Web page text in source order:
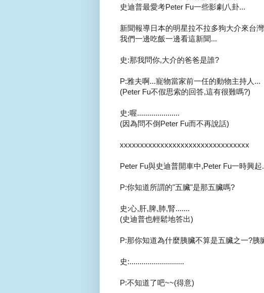
史迪普最愛考Peter Fu一些影劇八卦...
新聞報導日本的明星拉不拉多狗大介來台
我們一邊吃飯一邊看這新聞...
史:那我問你,大介的爸爸是誰?
P:雅夫啊...寵物當家前一任的動物主持人...
(Peter Fu不假思索的回答,這有很難嗎?)
史:喔.....................
(因為問不倒Peter Fu而不再說話)
xxxxxxxxxxxxxxxxxxxxxxxxxxxxxxxx
Peter Fu與史迪普開車中,Peter Fu一時興起
P:你知道所謂的"五臟"是那五臟嗎?
史:心,肝,脾,肺,腎.......
(史迪普也輕鬆地答出)
P:那你知道為什麼胰臟不算是五臟之一?胰
史:...........................
P:不知道了吧~~(得意)